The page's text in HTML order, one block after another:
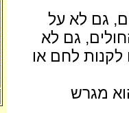
גם לא על
גם לא
לחם או
מגרש